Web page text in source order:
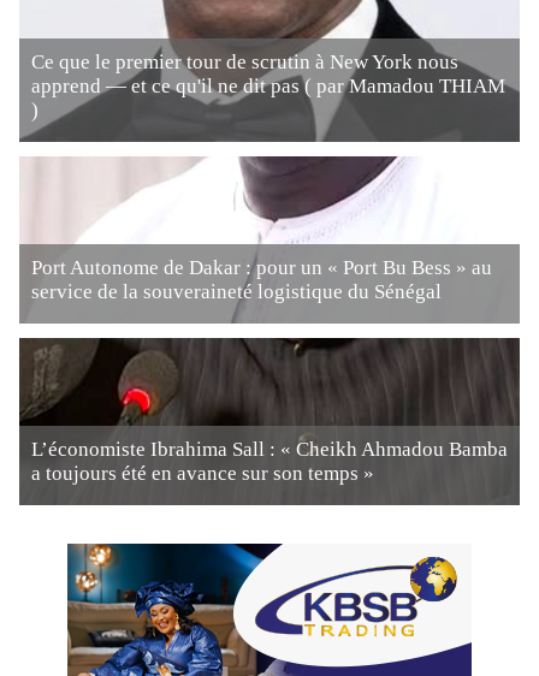
Ce que le premier tour de scrutin à New York nous
apprend — et ce qu'il ne dit pas ( par Mamadou THIAM
)
Port Autonome de Dakar : pour un « Port Bu Bess » au
service de la souveraineté logistique du Sénégal
L’économiste Ibrahima Sall : « Cheikh Ahmadou Bamba
a toujours été en avance sur son temps »